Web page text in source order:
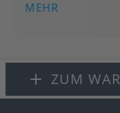
MEHR
ZUM